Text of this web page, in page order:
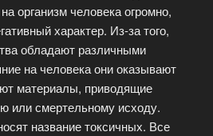
организм человека огромно,
характер. Из-за того,
обладают различными
на человека они оказывают
материалы, приводящие
или смертельному исходу.
название токсичных. Все